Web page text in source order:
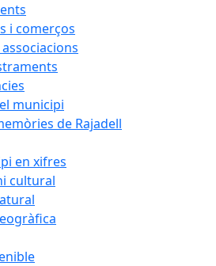
i comerços
municipi
de Rajadell
en xifres
cultural